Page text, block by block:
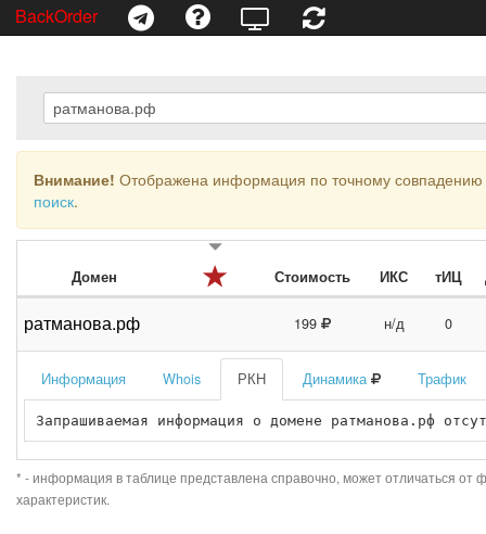
BackOrder
Внимание! Отображена информация по точному
поиск.
Домен Стоимость ИКС тИЦ
ратманова.рф 199 н/д 0
Информация Whois РКН Динамика Трафик
Запрашиваемая информация о домене ратманова.рф
* - информация в таблице представлена справочно, может отличаться от
характеристик.